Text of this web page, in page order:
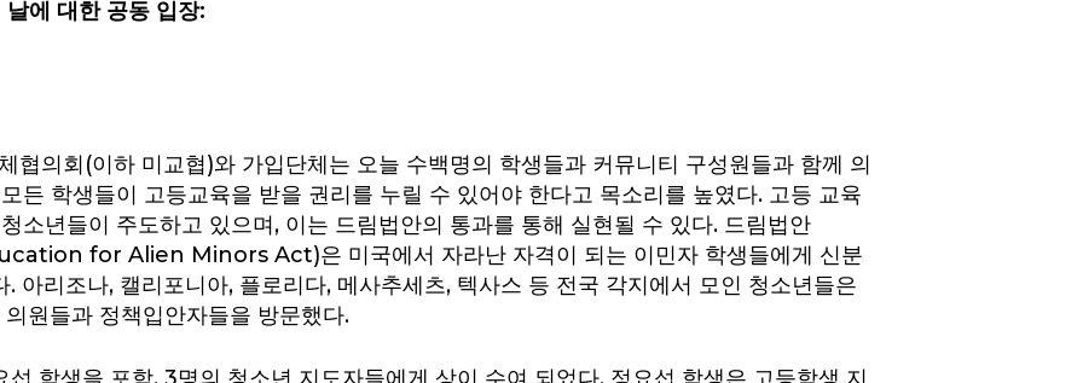
에 대한 공동 입장:
협의회(이하 미교협)와 가입단체는 오늘 수백명의 학생들과 커뮤니티 구성원들과 함께 의
든 학생들이 고등교육을 받을 권리를 누릴 수 있어야 한다고 목소리를 높였다. 고등 교육
소년들이 주도하고 있으며, 이는 드림법안의 통과를 통해 실현될 수 있다. 드림법안
for Alien Minors Act)은 미국에서 자라난 자격이 되는 이민자 학생들에게 신분
아리조나, 캘리포니아, 플로리다, 메사추세츠, 텍사스 등 전국 각지에서 모인 청소년들은
원들과 정책입안자들을 방문했다.